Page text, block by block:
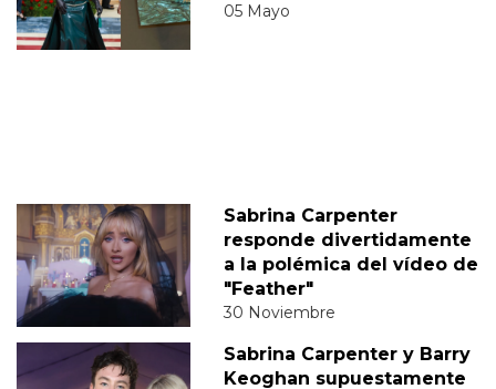
05 Mayo
Sabrina Carpenter
responde divertidamente
a la polémica del vídeo de
"Feather"
30 Noviembre
Sabrina Carpenter y Barry
Keoghan supuestamente